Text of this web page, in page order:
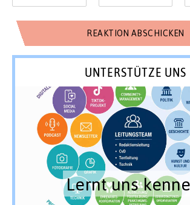
UNTERSTÜTZE UNS
Lernt uns